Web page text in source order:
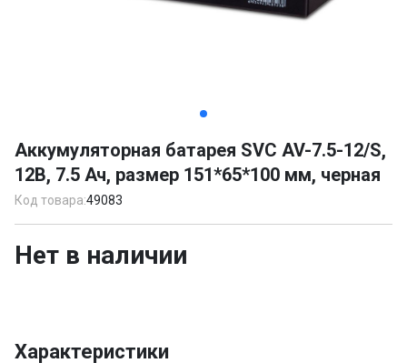
of
3
Аккумуляторная батарея SVC AV-7.5-12/S,
12В, 7.5 Ач, размер 151*65*100 мм, черная
Код товара:49083
Нет в наличии
Характеристики